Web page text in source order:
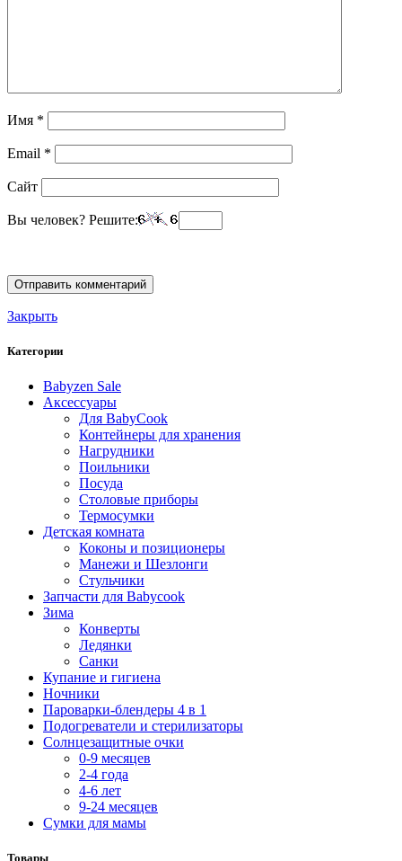
Имя *
Email *
Сайт
Вы человек? Решите:
Закрыть
Категории
Babyzen Sale
Аксессуары
Для BabyCook
Контейнеры для хранения
Нагрудники
Поильники
Посуда
Столовые приборы
Термосумки
Детская комната
Коконы и позиционеры
Манежи и Шезлонги
Стульчики
Запчасти для Babycook
Зима
Конверты
Ледянки
Санки
Купание и гигиена
Ночники
Пароварки-блендеры 4 в 1
Подогреватели и стерилизаторы
Солнцезащитные очки
0-9 месяцев
2-4 года
4-6 лет
9-24 месяцев
Сумки для мамы
Товары